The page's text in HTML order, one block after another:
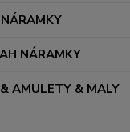
NÁRAMKY
AMULETY & MALY